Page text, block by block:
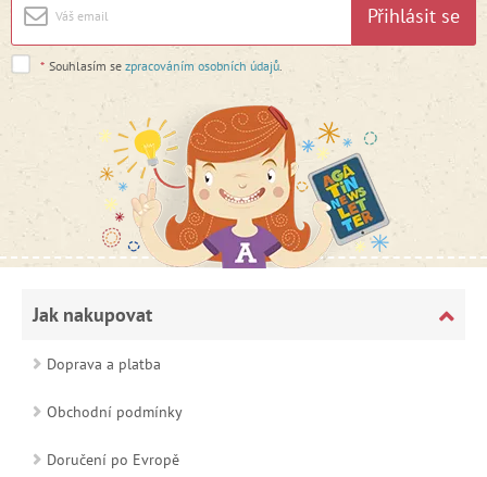
Přihlásit se
* Souhlasím se zpracováním osobních údajů
Jak nakupovat
Doprava a platba
Obchodní podmínky
Doručení po Evropě